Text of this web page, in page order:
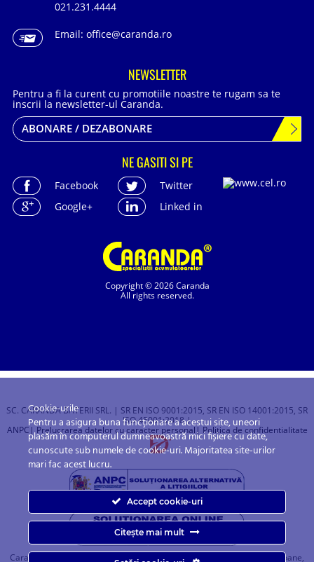
Copyright © 2026 Caranda
All rights reserved.
021.231.4444
Email: office@caranda.ro
NEWSLETTER
Pentru a fi la curent cu promotiile noastre te rugam sa te
inscrii la newsletter-ul Caranda.
ABONARE / DEZABONARE
NE GASITI SI PE
Facebook
Twitter
Google+
Linked in
SC. CARANDA BATERII SRL. | SR EN ISO 9001:2015, SR EN ISO 14001:2015, SR
ISO 45001:2018 |
ANPC | Prelucrarea datelor cu caracter personal| Politica de confidentialitate
Caranda.ro este un magazin online cu baterii pentru automobile, camioane,
Cookie-urile
Pentru a asigura buna funcționare a acestui site, uneori
plasăm în computerul dumneavoastră mici fișiere cu date,
cunoscute sub numele de cookie-uri. Majoritatea site-urilor
mari fac acest lucru.
Accept cookie-uri
Citește mai mult